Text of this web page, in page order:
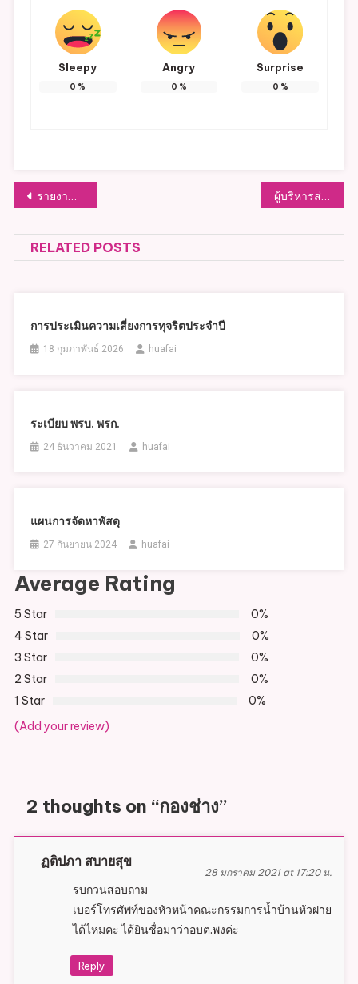
Sleepy
0 %
Angry
0 %
Surprise
0 %
แนะแนว
เรื่อง
รายงานผลการติดตามและประเมินผลแผนพัฒนา ผู้บริหารส่วนราชการ
RELATED POSTS
การประเมินความเสี่ยงการทุจริตประจำปี
18 กุมภาพันธ์ 2026 huafai
ระเบียบ พรบ. พรก.
24 ธันวาคม 2021 huafai
แผนการจัดหาพัสดุ
27 กันยายน 2024 huafai
Average Rating
5 Star
0%
4 Star
0%
3 Star
0%
2 Star
0%
1 Star
0%
(Add your review)
2 thoughts on “กองช่าง”
ฏติปภา สบายสุข
28 มกราคม 2021 at 17:20 น.
รบกวนสอบถาม
เบอร์โทรศัพท์ของหัวหน้าคณะกรรมการน้ำบ้านหัวฝาย
ได้ไหมคะ ได้ยินชื่อมาว่าอบต.พงค่ะ
Reply